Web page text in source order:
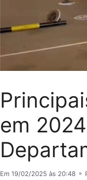
em
Em 19/02/2025 às 20:48 ⚬